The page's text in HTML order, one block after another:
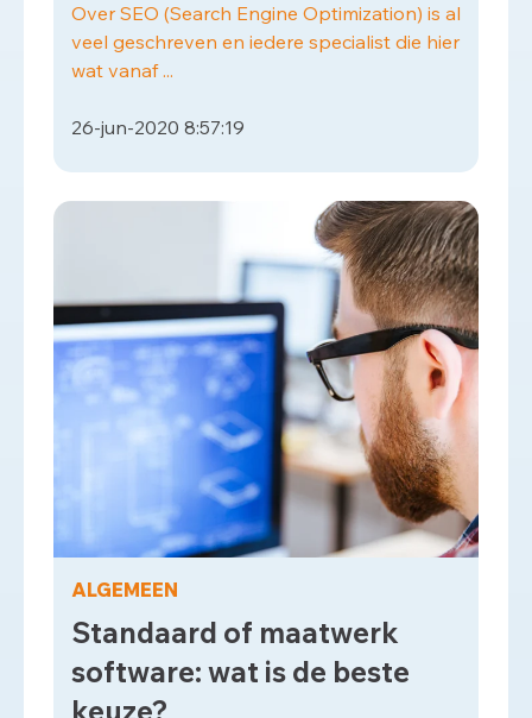
Over SEO (Search Engine Optimization) is al
veel geschreven en iedere specialist die hier
wat vanaf ...
26-jun-2020 8:57:19
ALGEMEEN
Standaard of maatwerk
software: wat is de beste
keuze?